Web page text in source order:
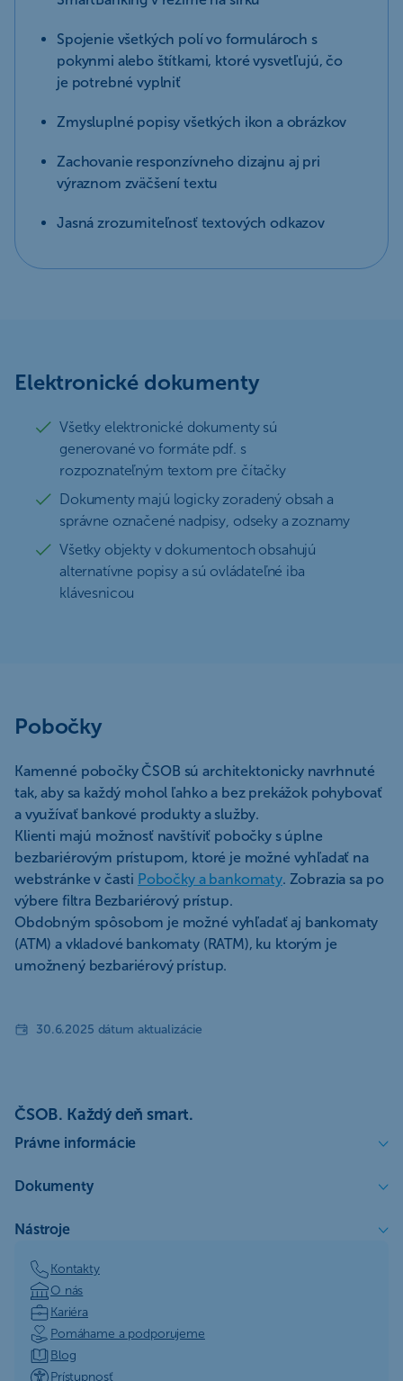
Spojenie všetkých polí vo formulároch s
pokynmi alebo štítkami, ktoré vysvetľujú, čo
je potrebné vyplniť
Zmysluplné popisy všetkých ikon a obrázkov
Zachovanie responzívneho dizajnu aj pri
výraznom zväčšení textu
Jasná zrozumiteľnosť textových odkazov
Elektronické dokumenty
Všetky elektronické dokumenty sú
generované vo formáte pdf. s
rozpoznateľným textom pre čítačky
Dokumenty majú logicky zoradený obsah a
správne označené nadpisy, odseky a zoznamy
Všetky objekty v dokumentoch obsahujú
alternatívne popisy a sú ovládateľné iba
klávesnicou
Pobočky
Kamenné pobočky ČSOB sú architektonicky navrhnuté
tak, aby sa každý mohol ľahko a bez prekážok pohybovať
a využívať bankové produkty a služby.
Klienti majú možnosť navštíviť pobočky s úplne
bezbariérovým prístupom, ktoré je možné vyhľadať na
webstránke v časti Pobočky a bankomaty. Zobrazia sa po
výbere filtra Bezbariérový prístup.
Obdobným spôsobom je možné vyhľadať aj bankomaty
(ATM) a vkladové bankomaty (RATM), ku ktorým je
umožnený bezbariérový prístup.
30.6.2025 dátum aktualizácie
ČSOB. Každý deň smart.
Právne informácie
Dokumenty
Nástroje
Kontakty
O nás
Kariéra
Pomáhame a podporujeme
Blog
Prístupnosť